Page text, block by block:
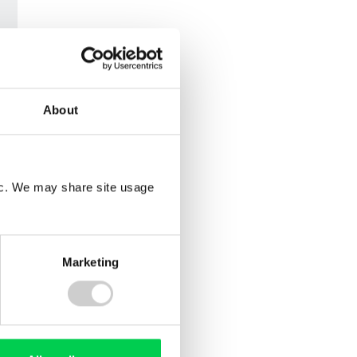
About
We may share site usage
Marketing